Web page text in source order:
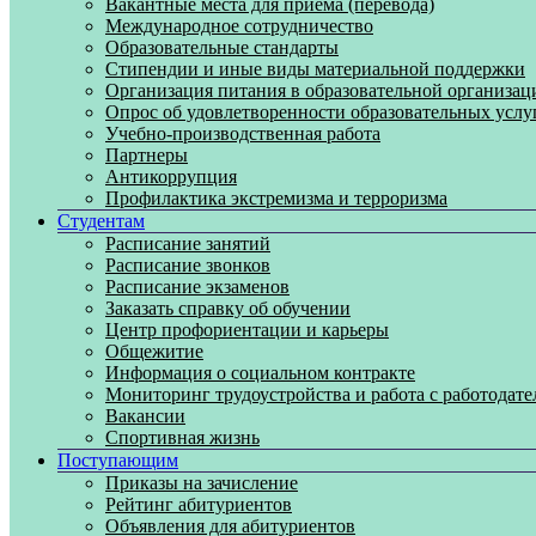
Вакантные места для приема (перевода)
Международное сотрудничество
Образовательные стандарты
Стипендии и иные виды материальной поддержки
Организация питания в образовательной
Опрос об удовлетворенности образовательных
Учебно-производственная работа
Партнеры
Антикоррупция
Профилактика экстремизма и терроризма
Студентам
Расписание занятий
Расписание звонков
Расписание экзаменов
Заказать справку об обучении
Центр профориентации и карьеры
Общежитие
Информация о социальном контракте
Мониторинг трудоустройства и работа с
Вакансии
Спортивная жизнь
Поступающим
Приказы на зачисление
Рейтинг абитуриентов
Объявления для абитуриентов